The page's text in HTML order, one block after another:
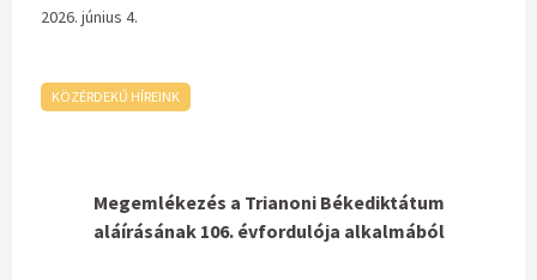
2026. június 4.
KÖZÉRDEKŰ HÍREINK
Megemlékezés a Trianoni Békediktátum
aláírásának 106. évfordulója alkalmából